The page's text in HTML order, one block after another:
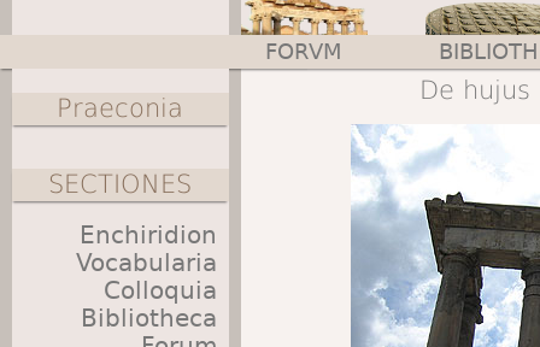
De
Main menu
FORVM
Praeconia
SECTIONES
Enchiridion
Vocabularia
Colloquia
Bibliotheca